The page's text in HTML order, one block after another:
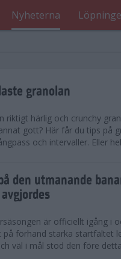
Nyheterna
granolan
riktigt härlig och crunchy
gott? Här får du tips på
och intervaller. Eller
den utmanande
är officiellt igång i
på förhand starka startfältet
väl i mål stod den före